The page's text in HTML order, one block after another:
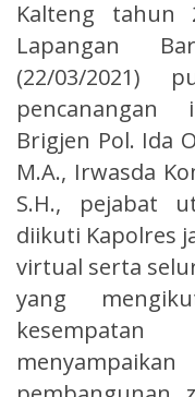
Kalteng tahun
Lapangan
(22/03/2021)
pencanangan
Brigjen Pol. Ida
M.A., Irwasda
S.H., pejabat
diikuti Kapolres
virtual serta
yang